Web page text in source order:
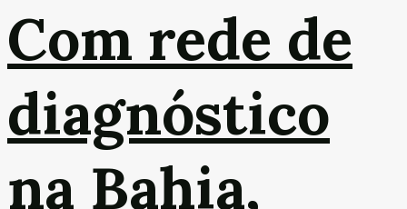
Com rede de
diagnóstico
na Bahia,